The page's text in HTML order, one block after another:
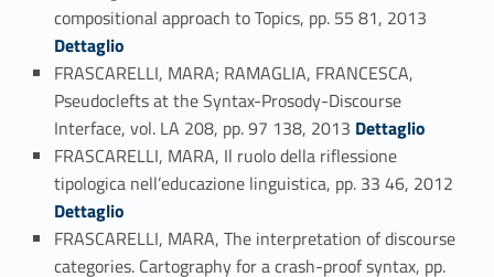
compositional approach to Topics, pp. 55 81, 2013
Dettaglio
FRASCARELLI, MARA; RAMAGLIA, FRANCESCA,
Pseudoclefts at the Syntax-Prosody-Discourse
Interface, vol. LA 208, pp. 97 138, 2013 Link identifier #identifier_person_75105-54
Dettaglio
FRASCARELLI, MARA, Il ruolo della riflessione
tipologica nell’educazione linguistica, pp. 33 46, 2012
Dettaglio
FRASCARELLI, MARA, The interpretation of discourse
categories. Cartography for a crash-proof syntax, pp.